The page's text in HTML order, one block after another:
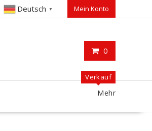
Deutsch ▼ Mein Konto
0
Verkauf
Mehr